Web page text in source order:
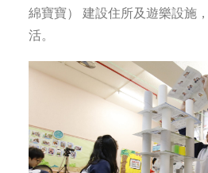
綿寶寶） 建設住所及遊樂設施
活。